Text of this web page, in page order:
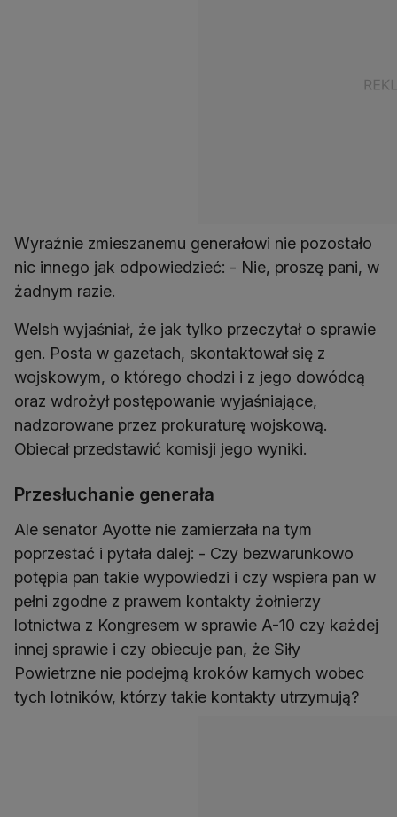
Wyraźnie zmieszanemu generałowi nie pozostało
nic innego jak odpowiedzieć: - Nie, proszę pani, w
żadnym razie.
Welsh wyjaśniał, że jak tylko przeczytał o sprawie
gen. Posta w gazetach, skontaktował się z
wojskowym, o którego chodzi i z jego dowódcą
oraz wdrożył postępowanie wyjaśniające,
nadzorowane przez prokuraturę wojskową.
Obiecał przedstawić komisji jego wyniki.
Przesłuchanie generała
Ale senator Ayotte nie zamierzała na tym
poprzestać i pytała dalej: - Czy bezwarunkowo
potępia pan takie wypowiedzi i czy wspiera pan w
pełni zgodne z prawem kontakty żołnierzy
lotnictwa z Kongresem w sprawie A-10 czy każdej
innej sprawie i czy obiecuje pan, że Siły
Powietrzne nie podejmą kroków karnych wobec
tych lotników, którzy takie kontakty utrzymują?